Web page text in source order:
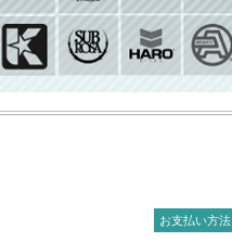
お支払い方法